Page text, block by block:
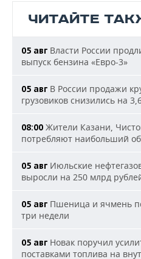
ЧИТАЙТЕ
05 авг Власти России
выпуск бензина «Евро-3»
05 авг В России продажи
грузовиков снизились на
08:00 Жители Казани,
потребляют наибольший
05 авг Июльские
выросли на 250 млрд
05 авг Пшеница и ячмень
три недели
05 авг Новак поручил
поставками топлива на